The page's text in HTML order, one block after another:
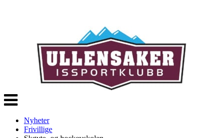
Veksle
navigasjon
Nyheter
Frivillige